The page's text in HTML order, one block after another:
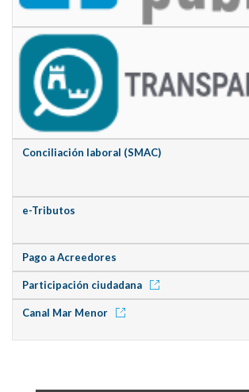
Conciliación laboral (SMAC)
e-Tributos
Pago a Acreedores
Participación ciudadana
Canal Mar Menor